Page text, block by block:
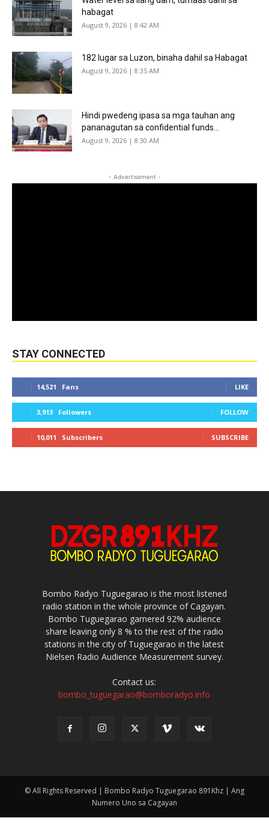
habagat
August 9, 2026 | 8:42 AM
182 lugar sa Luzon, binaha dahil sa Habagat
August 9, 2026 | 8:35 AM
Hindi pwedeng ipasa sa mga tauhan ang
pananagutan sa confidential funds...
August 9, 2026 | 8:30 AM
- Advertisement -
STAY CONNECTED
14,521 Fans LIKE
3,913 Followers FOLLOW
10,011 Subscribers SUBSCRIBE
Bombo Radyo Tuguegarao is the most listened
radio station in the whole province of Cagayan.
Bombo Tuguegarao garnered 92% audience
share leaving only 8 % to the rest of the radio
stations in the city of Tuguegarao in the latest
Nielsen Radio Audience Measurement survey.
Contact us:
bombo_tuguegarao@bomboradyo.info
© All Rights Reserved | Bombo Radyo Tuguegarao 891Khz | Ang
Numero Uno sa Cagayan